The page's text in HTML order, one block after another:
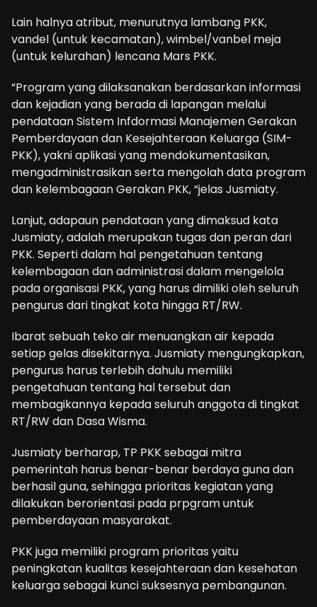
Lain halnya atribut, menurutnya lambang PKK,
vandel (untuk kecamatan), wimbel/vanbel meja
(untuk kelurahan) lencana Mars PKK.
“Program yang dilaksanakan berdasarkan informasi
dan kejadian yang berada di lapangan melalui
pendataan Sistem Infdormasi Manajemen Gerakan
Pemberdayaan dan Kesejahteraan Keluarga (SIM-
PKK), yakni aplikasi yang mendokumentasikan,
mengadministrasikan serta mengolah data program
dan kelembagaan Gerakan PKK, “jelas Jusmiaty.
Lanjut, adapaun pendataan yang dimaksud kata
Jusmiaty, adalah merupakan tugas dan peran dari
PKK. Seperti dalam hal pengetahuan tentang
kelembagaan dan administrasi dalam mengelola
pada organisasi PKK, yang harus dimiliki oleh seluruh
pengurus dari tingkat kota hingga RT/RW.
Ibarat sebuah teko air menuangkan air kepada
setiap gelas disekitarnya. Jusmiaty mengungkapkan,
pengurus harus terlebih dahulu memiliki
pengetahuan tentang hal tersebut dan
membagikannya kepada seluruh anggota di tingkat
RT/RW dan Dasa Wisma.
Jusmiaty berharap, TP PKK sebagai mitra
pemerintah harus benar-benar berdaya guna dan
berhasil guna, sehingga prioritas kegiatan yang
dilakukan berorientasi pada prpgram untuk
pemberdayaan masyarakat.
PKK juga memiliki program prioritas yaitu
peningkatan kualitas kesejahteraan dan kesehatan
keluarga sebagai kunci suksesnya pembangunan.